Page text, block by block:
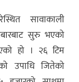
सावाकाली
सुरु भएको
हो । २६ टिम
उपाधि जितेको